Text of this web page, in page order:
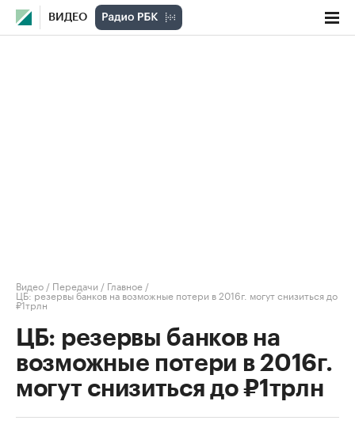
ВИДЕО
Видео / Передачи / Главное /
ЦБ: резервы банков на возможные потери в 2016г. могут снизиться до
₽1трлн
ЦБ: резервы банков на
возможные потери в 2016г.
могут снизиться до ₽1трлн